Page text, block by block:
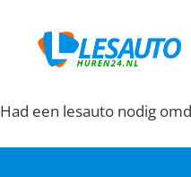
Had een lesauto nodig